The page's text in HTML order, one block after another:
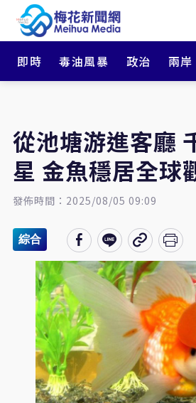
即時 毒油風暴 政治 兩岸
從池塘游進客廳
星 金魚穩居全球
發佈時間：2025/08/05 09:09
綜合